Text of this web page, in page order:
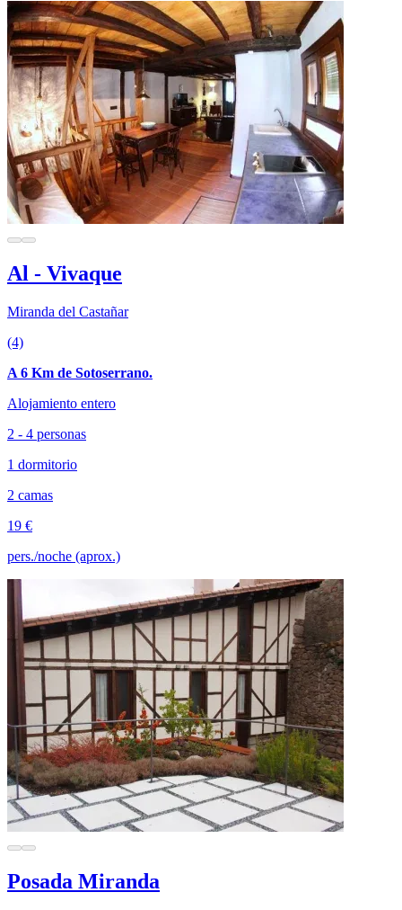
Al - Vivaque
Miranda del Castañar
(4)
A 6 Km de Sotoserrano.
Alojamiento entero
2 - 4 personas
1 dormitorio
2 camas
19 €
pers./noche (aprox.)
Posada Miranda